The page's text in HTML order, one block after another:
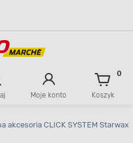
Moje konto Koszyk
0
akcesoria CLICK SYSTEM Starwax